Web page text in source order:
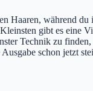
während
gibt es
Technik zu
schon jetzt